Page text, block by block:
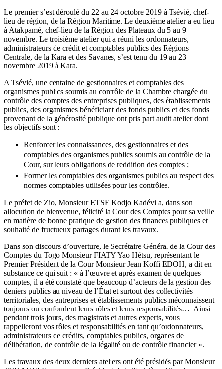
Le premier s’est déroulé du 22 au 24 octobre 2019 à Tsévié, chef-
lieu de région, de la Région Maritime. Le deuxième atelier a eu lieu
à Atakpamé, chef-lieu de la Région des Plateaux du 5 au 9
novembre. Le troisième atelier qui a réuni les ordonnateurs,
administrateurs de crédit et comptables publics des Régions
Centrale, de la Kara et des Savanes, s’est tenu du 19 au 23
novembre 2019 à Kara.
A Tsévié, une centaine de gestionnaires et comptables des
organismes publics soumis au contrôle de la Chambre chargée du
contrôle des comptes des entreprises publiques, des établissements
publics, des organismes bénéficiant des fonds publics et des fonds
provenant de la générosité publique ont pris part audit atelier dont
les objectifs sont :
Renforcer les connaissances, des gestionnaires et des
comptables des organismes publics soumis au contrôle de la
Cour, sur leurs obligations de reddition des comptes ;
Former les comptables des organismes publics au respect des
normes comptables utilisées pour les contrôles.
Le préfet de Zio, Monsieur ETSE Kodjo Kadévi a, dans son
allocution de bienvenue, félicité la Cour des Comptes pour sa veille
en matière de bonne pratique de gestion des finances publiques et
souhaité de fructueux partages durant les travaux.
Dans son discours d’ouverture, le Secrétaire Général de la Cour des
Comptes du Togo Monsieur FIATY Yao Hétsu, représentant le
Premier Président de la Cour Monsieur Jean Koffi EDOH, a dit en
substance ce qui suit : « à l’œuvre et après examen de quelques
comptes, il a été constaté que beaucoup d’acteurs de la gestion des
deniers publics au niveau de l’État et surtout des collectivités
territoriales, des entreprises et établissements publics méconnaissent
toujours ou confondent leurs rôles et leurs responsabilités… Ainsi
pendant trois jours, des magistrats et autres experts, vous
rappelleront vos rôles et responsabilités en tant qu’ordonnateurs,
administrateurs de crédits, comptables publics, organes de
délibération, de contrôle de la légalité ou de contrôle financier ».
Les travaux des deux derniers ateliers ont été présidés par Monsieur